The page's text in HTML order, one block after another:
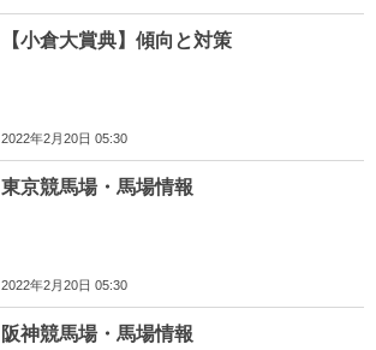
【小倉大賞典】傾向と対策
2022年2月20日 05:30
東京競馬場・馬場情報
2022年2月20日 05:30
阪神競馬場・馬場情報